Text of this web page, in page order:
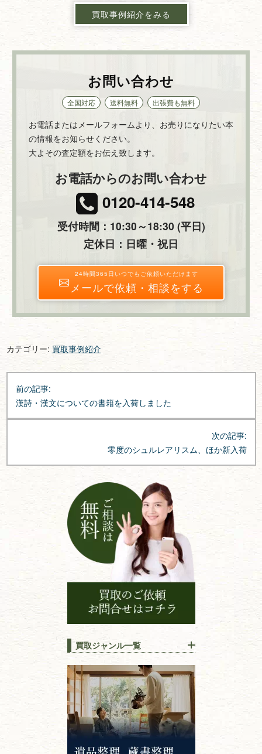
買取事例紹介をみる
お問い合わせ
全国対応 送料無料 出張費も無料
お電話またはメールフォームより、お売りになりたい本
の情報をお知らせください。
大よその査定額をお伝え致します。
お電話からのお問い合わせ
0120-414-548
受付時間：10:30～18:30 (平日)
定休日：日曜・祝日
24時間365日いつでもご依頼いただけます
メールで依頼・相談をする
カテゴリー: 買取事例紹介
投
稿
ナ
前の記事:
漢詩・漢文についての書籍を入荷しました
次の記事:
零度のシュルレアリスム、ほか新入荷
買取ジャンル一覧
江戸時代の書物
唐本・漢籍・
中国書物・朝鮮本
錦絵・浮世絵・版画・刷り物
専門書・ 学術書